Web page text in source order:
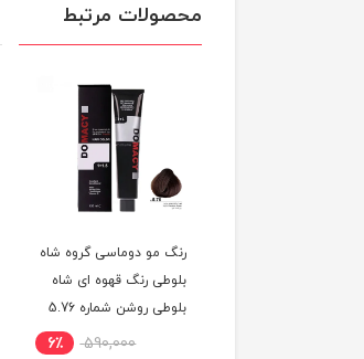
محصولات مرتبط
رنگ مو دوماسی گروه شاه
بلوطی رنگ قهوه ای شاه
بلوطی روشن شماره 5.76
590,000 6٪